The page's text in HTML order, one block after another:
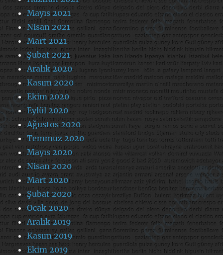
Mayıs 2021
Nisan 2021
Mart 2021
Şubat 2021
Aralık 2020
Kasım 2020
Ekim 2020
Eylül 2020
Ağustos 2020
Temmuz 2020
Mayıs 2020
Nisan 2020
Mart 2020
Şubat 2020
Ocak 2020
Aralık 2019
Kasım 2019
Ekim 2019